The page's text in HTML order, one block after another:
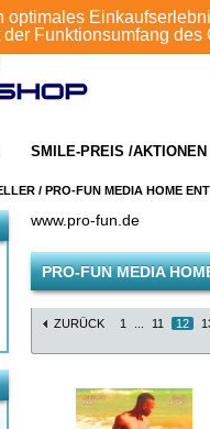
Funktionsumfang
SMILE-PREIS /AKTIONEN
/ PRO-FUN MEDIA HOME
www.pro-fun.de
PRO-FUN MEDIA
ZURÜCK 1 11 12